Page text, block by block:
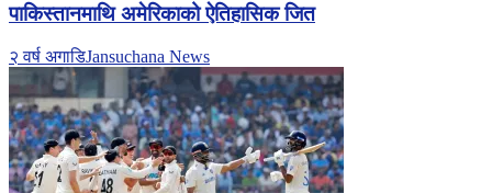
पाकिस्तानमाथि अमेरिकाको ऐतिहासिक जित
२ वर्ष अगाडिJansuchana News